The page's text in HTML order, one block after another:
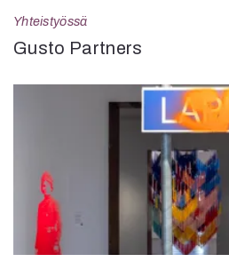
Yhteistyössä
Gusto Partners